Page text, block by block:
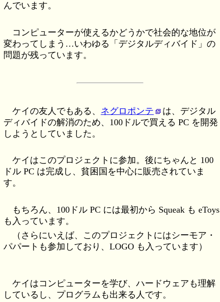
んでいます。
コンピューターが使えるかどうかで社会的な地位が
変わってしまう…いわゆる「デジタルディバイド」の
問題が残っています。
ケイの友人でもある、 ネグロポンテ
は、デジタル
ディバイドの解消のため、100ドルで買える PC を開発
しようとしていました。
ケイはこのプロジェクトに参加。後にちゃんと 100
ドル PC は完成し、貧困国を中心に販売されていま
す。
もちろん、100ドル PC には最初から Squeak も eToys
も入っています。
（さらにいえば、このプロジェクトにはシーモア・
パパートも参加しており、LOGO も入っています）
ケイはコンピューターを学び、ハードウェアも理解
しているし、プログラムも出来る人です。